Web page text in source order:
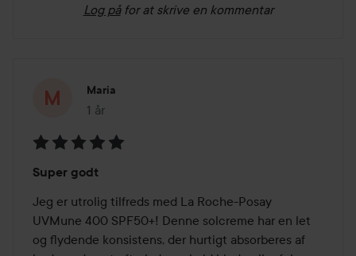
Log på for at skrive en kommentar
Maria
1 år
Posten blev oprettet 1 år
5
ud
af
5
Super godt
Jeg er utrolig tilfreds med La Roche-Posay
UVMune 400 SPF50+! Denne solcreme har en let
og flydende konsistens, der hurtigt absorberes af